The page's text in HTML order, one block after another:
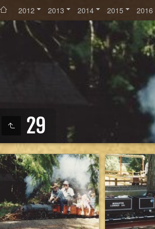
2012 2013 2014 2015 2016
29